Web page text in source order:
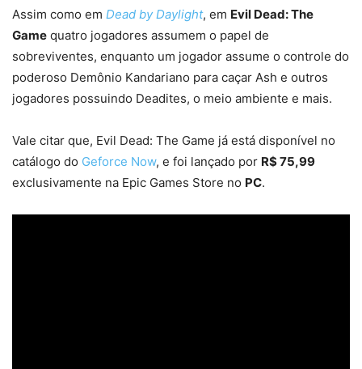
Assim como em Dead by Daylight, em Evil Dead: The
Game quatro jogadores assumem o papel de
sobreviventes, enquanto um jogador assume o controle do
poderoso Demônio Kandariano para caçar Ash e outros
jogadores possuindo Deadites, o meio ambiente e mais.
Vale citar que, Evil Dead: The Game já está disponível no
catálogo do Geforce Now, e foi lançado por R$ 75,99
exclusivamente na Epic Games Store no PC.